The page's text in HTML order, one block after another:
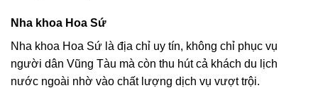
Nha khoa Hoa Sứ
Nha khoa Hoa Sứ là địa chỉ uy tín, không chỉ phục vụ
người dân Vũng Tàu mà còn thu hút cả khách du lịch
nước ngoài nhờ vào chất lượng dịch vụ vượt trội.